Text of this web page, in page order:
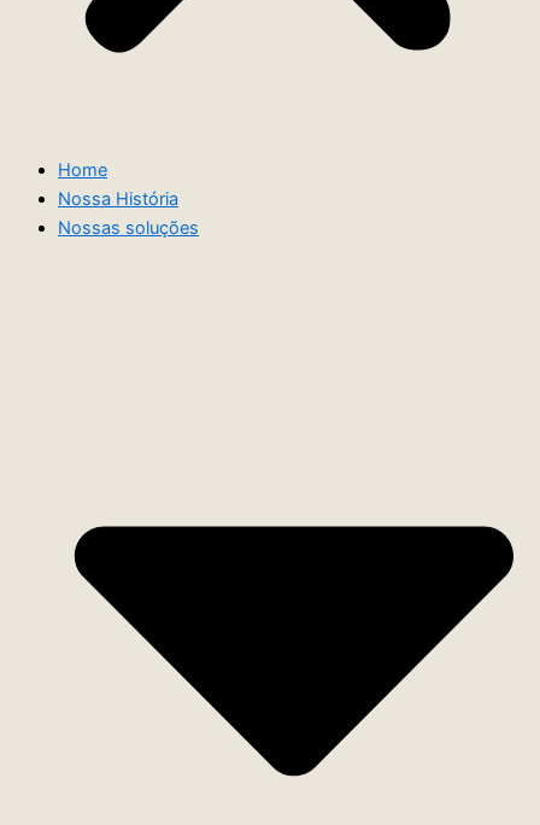
Home
Nossa História
Nossas soluções